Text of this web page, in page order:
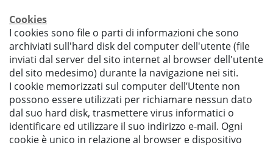
Cookies
I cookies sono file o parti di informazioni che sono
archiviati sull'hard disk del computer dell'utente (file
inviati dal server del sito internet al browser dell'utente
del sito medesimo) durante la navigazione nei siti.
I cookie memorizzati sul computer dell’Utente non
possono essere utilizzati per richiamare nessun dato
dal suo hard disk, trasmettere virus informatici o
identificare ed utilizzare il suo indirizzo e-mail. Ogni
cookie è unico in relazione al browser e dispositivo